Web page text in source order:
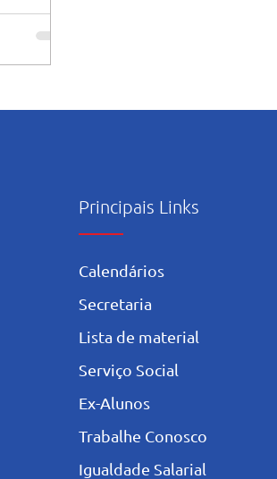
Principais Links
Calendários
Secretaria
L ista de material
Serviço Social
Ex-Alunos
Trabalhe Conosco
Igualdade Salarial